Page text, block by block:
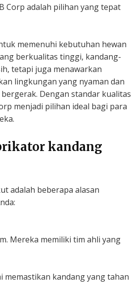
Corp adalah pilihan yang tepat
memenuhi kebutuhan hewan
berkualitas tinggi, kandang-
tetapi juga menawarkan
lingkungan yang nyaman dan
Dengan standar kualitas
menjadi pilihan ideal bagi para
kandang
adalah beberapa alasan
Mereka memiliki tim ahli yang
memastikan kandang yang tahan